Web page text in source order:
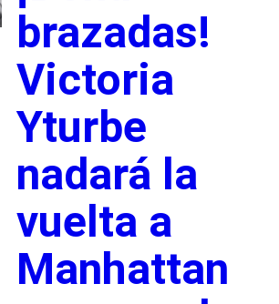
brazadas!
Victoria
Yturbe
nadará la
vuelta a
Manhattan